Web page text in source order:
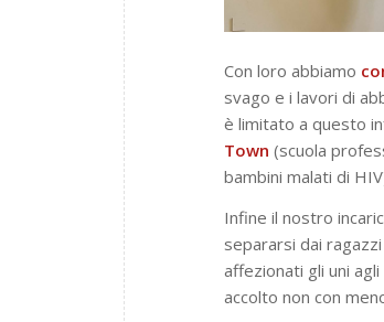
Con loro abbiamo
svago e i lavori di
è limitato a questo
Town (scuola
bambini malati di
Infine il nostro
separarsi dai
affezionati gli uni
accolto non con